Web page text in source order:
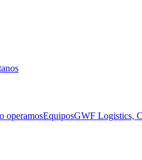
operamosEquiposGWF Logistics,